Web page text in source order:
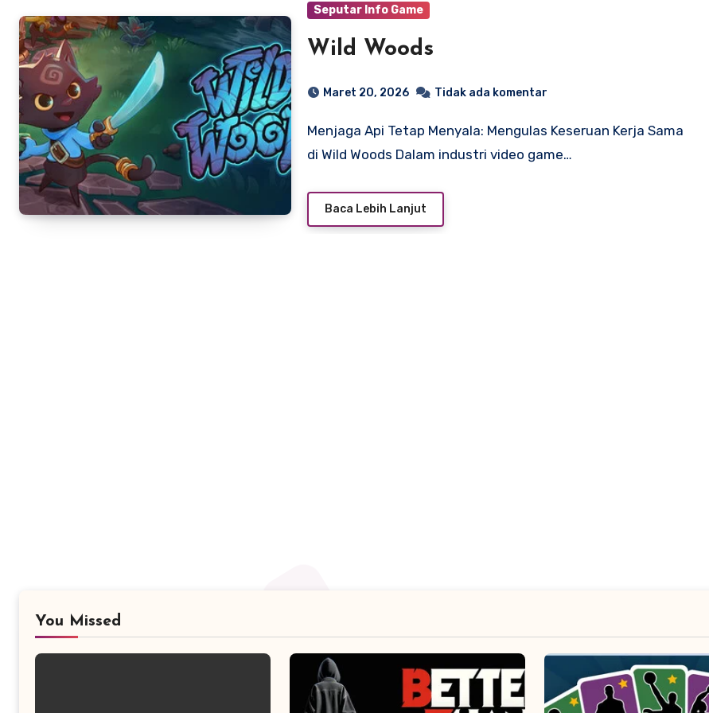
Seputar Info Game
Wild Woods
Maret 20, 2026 Tidak ada komentar
Menjaga Api Tetap Menyala: Mengulas Keseruan Kerja Sama
di Wild Woods Dalam industri video game…
Baca Lebih Lanjut
You Missed